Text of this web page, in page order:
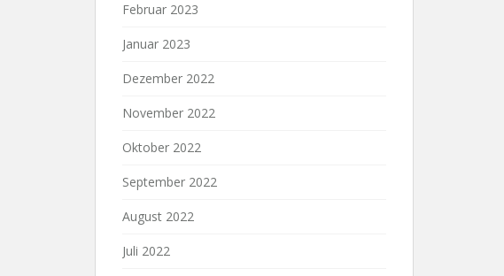
Februar 2023
Januar 2023
Dezember 2022
November 2022
Oktober 2022
September 2022
August 2022
Juli 2022